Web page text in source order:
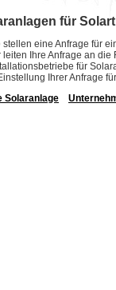
für
stellen eine Anfrage für
leiten Ihre Anfrage an
für
Ihrer Anfrage
Solaranlage